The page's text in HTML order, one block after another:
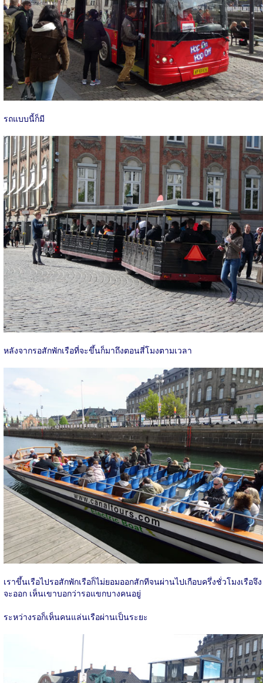
รถแบบนี้ก็มี
หลังจากรอสักพักเรือที่จะขึ้นก็มาถึงตอนสี่โมงตามเวลา
เราขึ้นเรือไปรอสักพักเรือก็ไม่ยอมออกสักทีจนผ่านไปเกือบครึ่งชั่วโมงเรือจึง
จะออก เห็นเขาบอกว่ารอแขกบางคนอยู่
ระหว่างรอก็เห็นคนแล่นเรือผ่านเป็นระยะ